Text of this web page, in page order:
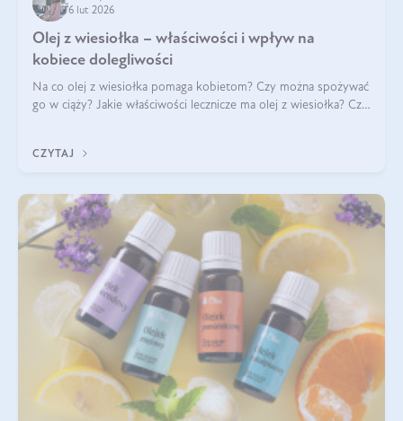
6 lut 2026
Olej z wiesiołka – właściwości i wpływ na
kobiece dolegliwości
Na co olej z wiesiołka pomaga kobietom? Czy można spożywać
go w ciąży? Jakie właściwości lecznicze ma olej z wiesiołka? Czy
CZYTAJ